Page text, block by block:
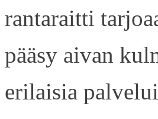
rantaraitti
pääsy aivan
erilaisia